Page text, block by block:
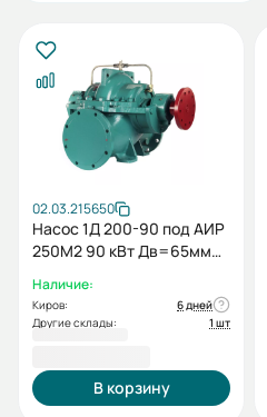
02.03.215650
Насос 1Д 200-90 под АИР
250М2 90 кВт Дв=65мм
электродвигателя без
рамы
Наличие:
Киров:
6 дней
Другие склады:
1 шт
В корзину